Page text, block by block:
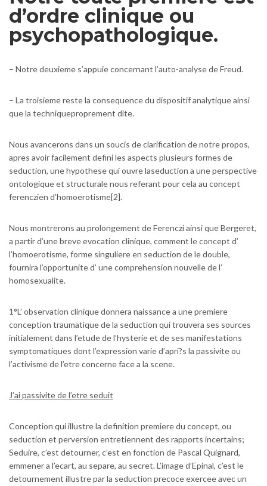
d’ordre clinique ou
psychopathologique.
– Notre deuxieme s’appuie concernant l’auto-analyse de Freud.
– La troisieme reste la consequence du dispositif analytique ainsi
que la techniqueproprement dite.
Nous avancerons dans un soucis de clarification de notre propos,
apres avoir facilement defini les aspects plusieurs formes de
seduction, une hypothese qui ouvre laseduction a une perspective
ontologique et structurale nous referant pour cela au concept
ferenczien d’homoerotisme[2].
Nous montrerons au prolongement de Ferenczi ainsi que Bergeret,
a partir d’une breve evocation clinique, comment le concept d’
l’homoerotisme, forme singuliere en seduction de le double,
fournira l’opportunite d’ une comprehension nouvelle de l’
homosexualite.
1°L’ observation clinique donnera naissance a une premiere
conception traumatique de la seduction qui trouvera ses sources
initialement dans l’etude de l’hysterie et de ses manifestations
symptomatiques dont l’expression varie d’apri?s la passivite ou
l’activisme de l’etre concerne face a la scene.
J’ai passivite de l’etre seduit
Conception qui illustre la definition premiere du concept, ou
seduction et perversion entretiennent des rapports incertains;
Seduire, c’est detourner, c’est en fonction de Pascal Quignard,
emmener a l’ecart, au separe, au secret.L’image d’Epinal, c’est le
detournement illustre par la seduction precoce exercee avec un